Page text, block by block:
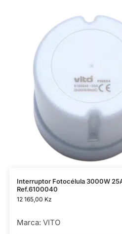
Interruptor Fotocélula 3000W
Ref.6100040
12 165,00 Kz
Marca: VITO